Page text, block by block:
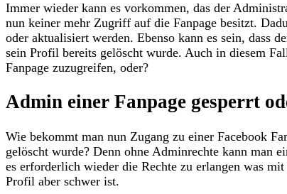
Immer wieder kann es vorkommen, das der
nun keiner mehr Zugriff auf die Fanpage besitzt.
oder aktualisiert werden. Ebenso kann es sein, dass
sein Profil bereits gelöscht wurde. Auch in diesem
Fanpage zuzugreifen, oder?
Admin einer Fanpage gesperrt
Wie bekommt man nun Zugang zu einer Facebook
gelöscht wurde? Denn ohne Adminrechte kann man
es erforderlich wieder die Rechte zu erlangen was
Profil aber schwer ist.